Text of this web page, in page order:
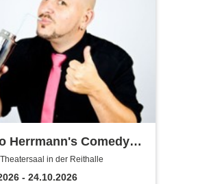
Herrmann's Comedy
in der Reithalle
- 24.10.2026